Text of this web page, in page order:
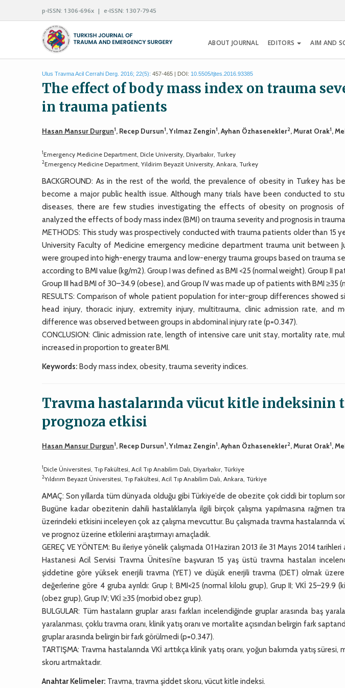
p-ISSN: 1306-696x | e-ISSN: 1307-7945
ABOUT JOURNAL EDITORS AIM AND
Ulus Travma Acil Cerrahi Derg. 2016; 22(5): 457-465 | DOI: 10.5505/tjtes.2016.93385
The effect of body mass index on trauma
in trauma patients
Hasan Mansur Durgun1, Recep Dursun1, Yılmaz Zengin1, Ayhan Özhasenekler2, Murat Orak1,
1Emergency Medicine Department, Dicle University, Diyarbakır, Turkey
2Emergency Medicine Department, Yildirim Beyazit University, Ankara, Turkey
BACKGROUND: As in the rest of the world, the prevalence of obesity in Turkey has
become a major public health issue. Although many trials have been conducted to
diseases, there are few studies investigating the effects of obesity on prognosis
analyzed the effects of body mass index (BMI) on trauma severity and prognosis in
METHODS: This study was prospectively conducted with trauma patients older than 15
University Faculty of Medicine emergency medicine department trauma unit between
were grouped into high-energy trauma and low-energy trauma groups based on trauma
according to BMI value (kg/m2). Group I was defined as BMI <25 (normal weight). Group II
Group III had BMI of 30–34.9 (obese), and Group IV was made up of patients with BMI ≥35
RESULTS: Comparison of whole patient population for inter-group differences
head injury, thoracic injury, extremity injury, multitrauma, clinic admission rate, and
difference was observed between groups in abdominal injury rate (p=0.347).
CONCLUSION: Clinic admission rate, length of intensive care unit stay, mortality rate,
increased in proportion to greater BMI.
Keywords: Body mass index, obesity, trauma severity indices.
Travma hastalarında vücut kitle indeksinin
prognoza etkisi
Hasan Mansur Durgun1, Recep Dursun1, Yılmaz Zengin1, Ayhan Özhasenekler2, Murat Orak1,
1Dicle Üniversitesi, Tıp Fakültesi, Acil Tıp Anabilim Dalı, Diyarbakır, Türkiye
2Yıldırım Beyazıt Üniversitesi, Tıp Fakültesi, Acil Tıp Anabilim Dalı, Ankara, Türkiye
AMAÇ: Son yıllarda tüm dünyada olduğu gibi Türkiye’de de obezite çok ciddi bir toplum
Bugüne kadar obezitenin dahili hastalıklarıyla ilgili birçok çalışma yapılmasına rağmen
üzerindeki etkisini inceleyen çok az çalışma mevcuttur. Bu çalışmada travma hastalarında
ve prognoz üzerine etkilerini araştırmayı amaçladık.
GEREÇ VE YÖNTEM: Bu ileriye yönelik çalışmada 01 Haziran 2013 ile 31 Mayıs 2014
Hastanesi Acil Servisi Travma Ünitesi’ne başvuran 15 yaş üstü travma hastaları
şiddetine göre yüksek enerjili travma (YET) ve düşük enerjili travma (DET) olmak üzere
değerlerine göre 4 gruba ayrıldı: Grup I; BMI<25 (normal kilolu grup), Grup II; VKİ 25–29.9
(obez grup), Grup IV; VKİ ≥35 (morbid obez grup).
BULGULAR: Tüm hastaların gruplar arası farkları incelendiğinde gruplar arasında baş
yaralanması, çoklu travma oranı, klinik yatış oranı ve mortalite açısından belirgin fark
gruplar arasında belirgin bir fark görülmedi (p=0.347).
TARTIŞMA: Travma hastalarında VKİ arttıkça klinik yatış oranı, yoğun bakımda yatış
skoru artmaktadır.
Anahtar Kelimeler: Travma, travma şiddet skoru, vücut kitle indeksi.